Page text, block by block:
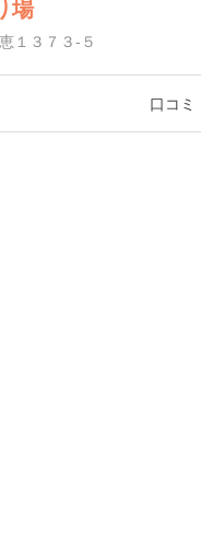
場
１３７３-５
口コミ